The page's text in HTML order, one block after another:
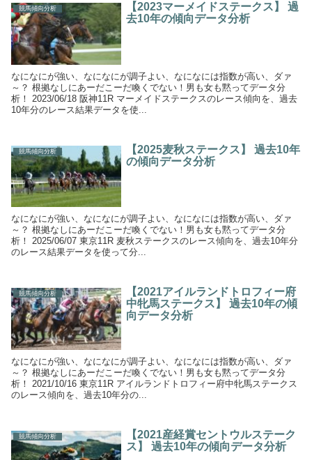
競馬傾向分析
【2023マーメイドステークス】 過
去10年の傾向データ分析
なになにが強い、なになにが調子よい、なになには指数が高い、ダァ
～？ 根拠なしにあーだこーだ喚くでない！男も女も黙ってデータ分
析！ 2023/06/18 阪神11R マーメイドステークスのレース傾向を、過去
10年分のレース結果データを使...
競馬傾向分析
【2025麦秋ステークス】 過去10年
の傾向データ分析
なになにが強い、なになにが調子よい、なになには指数が高い、ダァ
～？ 根拠なしにあーだこーだ喚くでない！男も女も黙ってデータ分
析！ 2025/06/07 東京11R 麦秋ステークスのレース傾向を、過去10年分
のレース結果データを使って分...
競馬傾向分析
【2021アイルランドトロフィー府
中牝馬ステークス】 過去10年の傾
向データ分析
なになにが強い、なになにが調子よい、なになには指数が高い、ダァ
～？ 根拠なしにあーだこーだ喚くでない！男も女も黙ってデータ分
析！ 2021/10/16 東京11R アイルランドトロフィー府中牝馬ステークス
のレース傾向を、過去10年分の...
競馬傾向分析
【2021産経賞セントウルステーク
ス】 過去10年の傾向データ分析